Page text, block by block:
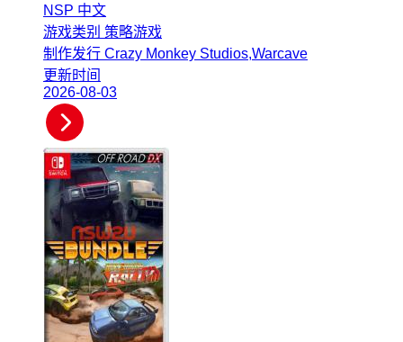
NSP 中文
游戏类别 策略游戏
制作发行 Crazy Monkey Studios,Warcave
更新时间
2026-08-03